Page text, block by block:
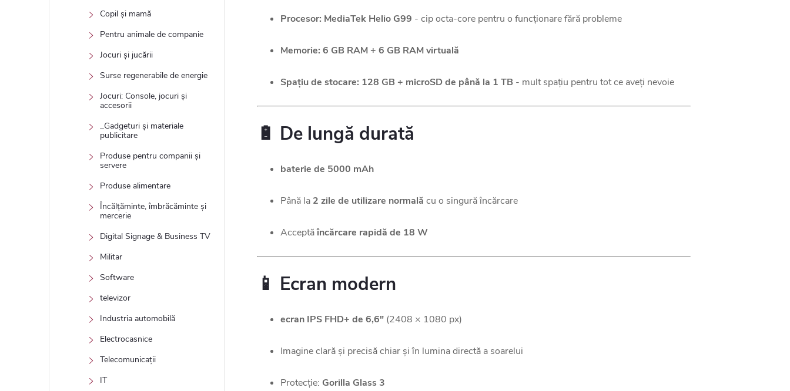
Copil și mamă
Pentru animale de companie
Jocuri și jucării
Surse regenerabile de energie
Jocuri: Console, jocuri și
accesorii
_Gadgeturi și materiale
publicitare
Produse pentru companii și
servere
Produse alimentare
Încălțăminte, îmbrăcăminte și
mercerie
Digital Signage & Business TV
Militar
Software
televizor
Industria automobilă
Electrocasnice
Telecomunicații
IT
Procesor: MediaTek Helio G99 - cip octa-core pentru o funcționare fără probleme
Memorie: 6 GB RAM + 6 GB RAM virtuală
Spațiu de stocare: 128 GB + microSD de până la 1 TB - mult spațiu pentru tot ce aveți nevoie
🔋 De lungă durată
baterie de 5000 mAh
Până la 2 zile de utilizare normală cu o singură încărcare
Acceptăîncărcare rapidă de 18 W
📱 Ecran modern
ecran IPS FHD+ de 6,6" (2408 × 1080 px)
Imagine clară și precisă chiar și în lumina directă a soarelui
Protecție: Gorilla Glass 3